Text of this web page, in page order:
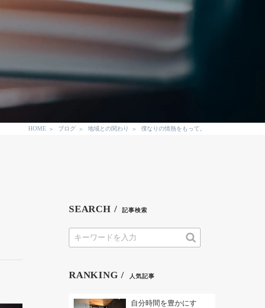
HOME ブログ 地域との関わり 僕なりの情熱をもって。
SEARCH / 記事検索
RANKING / 人気記事
自分時間を豊かにす